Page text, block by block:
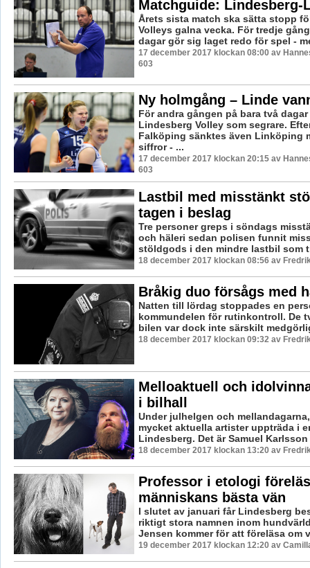
Matchguide: Lindesberg-
Årets sista match ska sätta stopp
Volleys galna vecka. För tredje
dagar gör sig laget redo för spel -
17 december 2017 klockan 08:00 av
603
Ny holmgång – Linde
För andra gången på bara två
Lindesberg Volley som segrare.
Falköping sänktes även Linköping
siffror - ...
17 december 2017 klockan 20:15 av
603
Lastbil med misstänkt
tagen i beslag
Tre personer greps i söndags
och häleri sedan polisen funnit
stöldgods i den mindre lastbil som
18 december 2017 klockan 08:56 av
Bråkig duo försågs med
Natten till lördag stoppades en
kommundelen för rutinkontroll. De
bilen var dock inte särskilt
18 december 2017 klockan 09:32 av
Melloaktuell och
i bilhall
Under julhelgen och
mycket aktuella artister uppträda i
Lindesberg. Det är Samuel
18 december 2017 klockan 13:20 av
Professor i etologi
människans bästa vän
I slutet av januari får Lindesberg
riktigt stora namnen inom
Jensen kommer för att föreläsa om
19 december 2017 klockan 12:20 av